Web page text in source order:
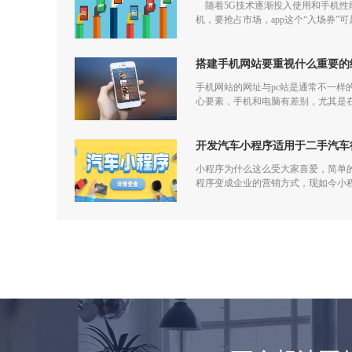
随着5G技术逐渐投入使用和手机性
机，要抢占市场，app这个“入场券”
搭建手机网站要重视什么重要
手机网站的网址与pc站是通常不一样
心要素，手机和电脑有差别，尤其是
开发汽车小程序适用于二手汽
小程序为什么这么受大家喜爱，简单
程序变成企业的营销方式，现如今小